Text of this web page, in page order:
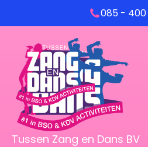
085 - 400
Tussen Zang en Dans BV